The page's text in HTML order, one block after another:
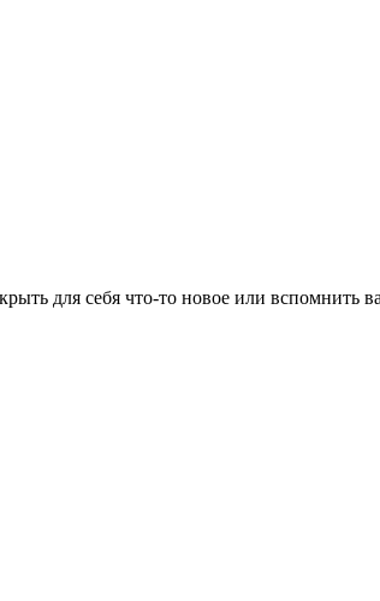
для себя что-то новое или вспомнить